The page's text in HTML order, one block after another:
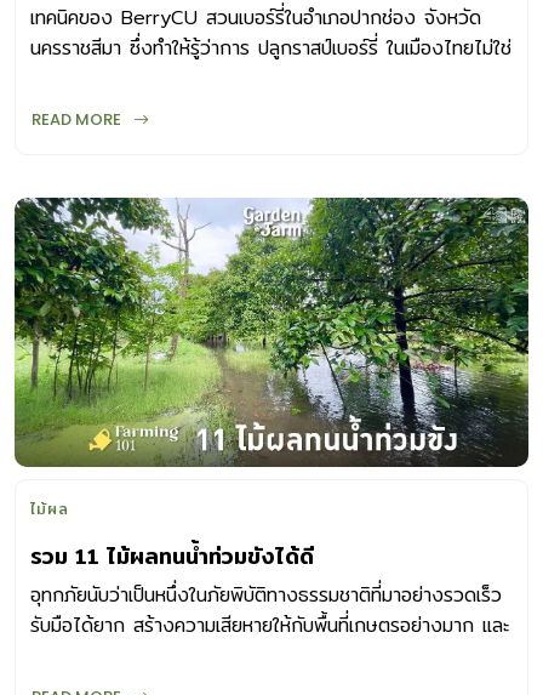
เทคนิคของ BerryCU สวนเบอร์รี่ในอำเภอปากช่อง จังหวัด
นครราชสีมา ซึ่งทำให้รู้ว่าการ ปลูกราสป์เบอร์รี่ ในเมืองไทยไม่ใช่
READ MORE
ไม้ผล
รวม 11 ไม้ผลทนน้ำท่วมขังได้ดี
อุทกภัยนับว่าเป็นหนึ่งในภัยพิบัติทางธรรมชาติที่มาอย่างรวดเร็ว
รับมือได้ยาก สร้างความเสียหายให้กับพื้นที่เกษตรอย่างมาก และ
แต่จะดีแค่ไหนถ้ามี ไม้ผลทนน้ำท่วม ถึงแม้ไม้ผลส่วนใหญ่จะไม่ทน